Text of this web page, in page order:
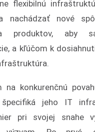
flexibilnú
nachádzať nové
produktov, aby
a kľúčom k
na konkurenčnú
jeho IT
pri svojej snahe